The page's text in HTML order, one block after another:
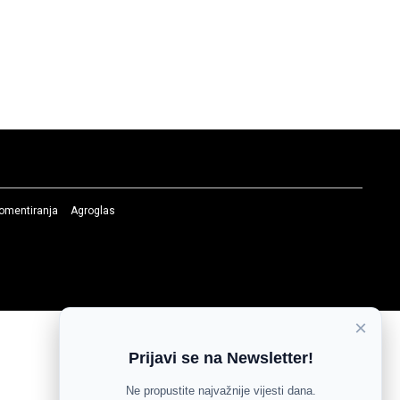
Agroglas
×
Prijavi se na Newsletter!
Ne propustite najvažnije vijesti dana.